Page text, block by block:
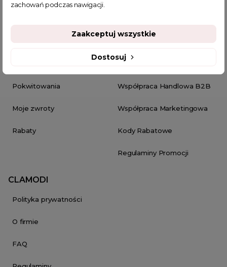
Pokwitowania
Moje zwroty
Rabaty
Program Afiliacyjny
Współpraca Handlowa B2B
Współpraca Marketingowa
Kody Rabatowe
Regulaminy Promocji
CLAMODI
Polityka prywatności
O firmie
FAQ
zachowań podczas nawigacji.
Dostosuj
Zaakceptuj wszystkie